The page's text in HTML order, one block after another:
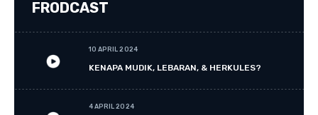
FRODCAST
10 APRIL 2024
KENAPA MUDIK, LEBARAN, & HERKULES?
4 APRIL 2024